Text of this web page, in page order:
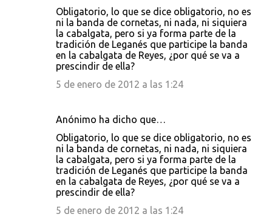
Obligatorio, lo que se dice obligatorio, no es
ni la banda de cornetas, ni nada, ni siquiera
la cabalgata, pero si ya forma parte de la
tradición de Leganés que participe la banda
en la cabalgata de Reyes, ¿por qué se va a
prescindir de ella?
5 de enero de 2012 a las 1:24
Anónimo ha dicho que…
Obligatorio, lo que se dice obligatorio, no es
ni la banda de cornetas, ni nada, ni siquiera
la cabalgata, pero si ya forma parte de la
tradición de Leganés que participe la banda
en la cabalgata de Reyes, ¿por qué se va a
prescindir de ella?
5 de enero de 2012 a las 1:24